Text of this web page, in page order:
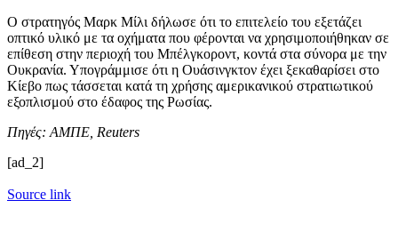
Ο στρατηγός Μαρκ Μίλι δήλωσε ότι το επιτελείο του εξετάζει
οπτικό υλικό με τα οχήματα που φέρονται να χρησιμοποιήθηκαν σε
επίθεση στην περιοχή του Μπέλγκοροντ, κοντά στα σύνορα με την
Ουκρανία. Υπογράμμισε ότι η Ουάσινγκτον έχει ξεκαθαρίσει στο
Κίεβο πως τάσσεται κατά τη χρήσης αμερικανικού στρατιωτικού
εξοπλισμού στο έδαφος της Ρωσίας.
Πηγές: ΑΜΠΕ, Reuters
[ad_2]
Source link